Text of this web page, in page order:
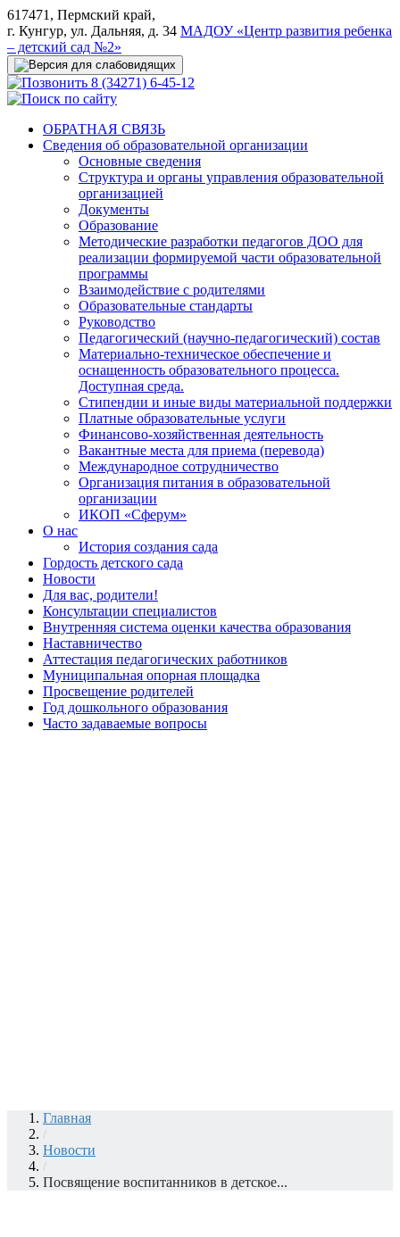
617471, Пермский край,
г. Кунгур, ул. Дальняя, д. 34 МАДОУ «Центр развития ребенка
– детский сад №2»
8 (34271) 6-45-12
ОБРАТНАЯ СВЯЗЬ
Сведения об образовательной организации
Основные сведения
Структура и органы управления образовательной
организацией
Документы
Образование
Методические разработки педагогов ДОО для
реализации формируемой части образовательной
программы
Взаимодействие с родителями
Образовательные стандарты
Руководство
Педагогический (научно-педагогический) состав
Материально-техническое обеспечение и
оснащенность образовательного процесса.
Доступная среда.
Стипендии и иные виды материальной поддержки
Платные образовательные услуги
Финансово-хозяйственная деятельность
Вакантные места для приема (перевода)
Международное сотрудничество
Организация питания в образовательной
организации
ИКОП «Сферум»
О нас
История создания сада
Гордость детского сада
Новости
Для вас, родители!
Консультации специалистов
Внутренняя система оценки качества образования
Наставничество
Аттестация педагогических работников
Муниципальная опорная площадка
Просвещение родителей
Год дошкольного образования
Часто задаваемые вопросы
Главная
/
Новости
/
Посвящение воспитанников в детское...